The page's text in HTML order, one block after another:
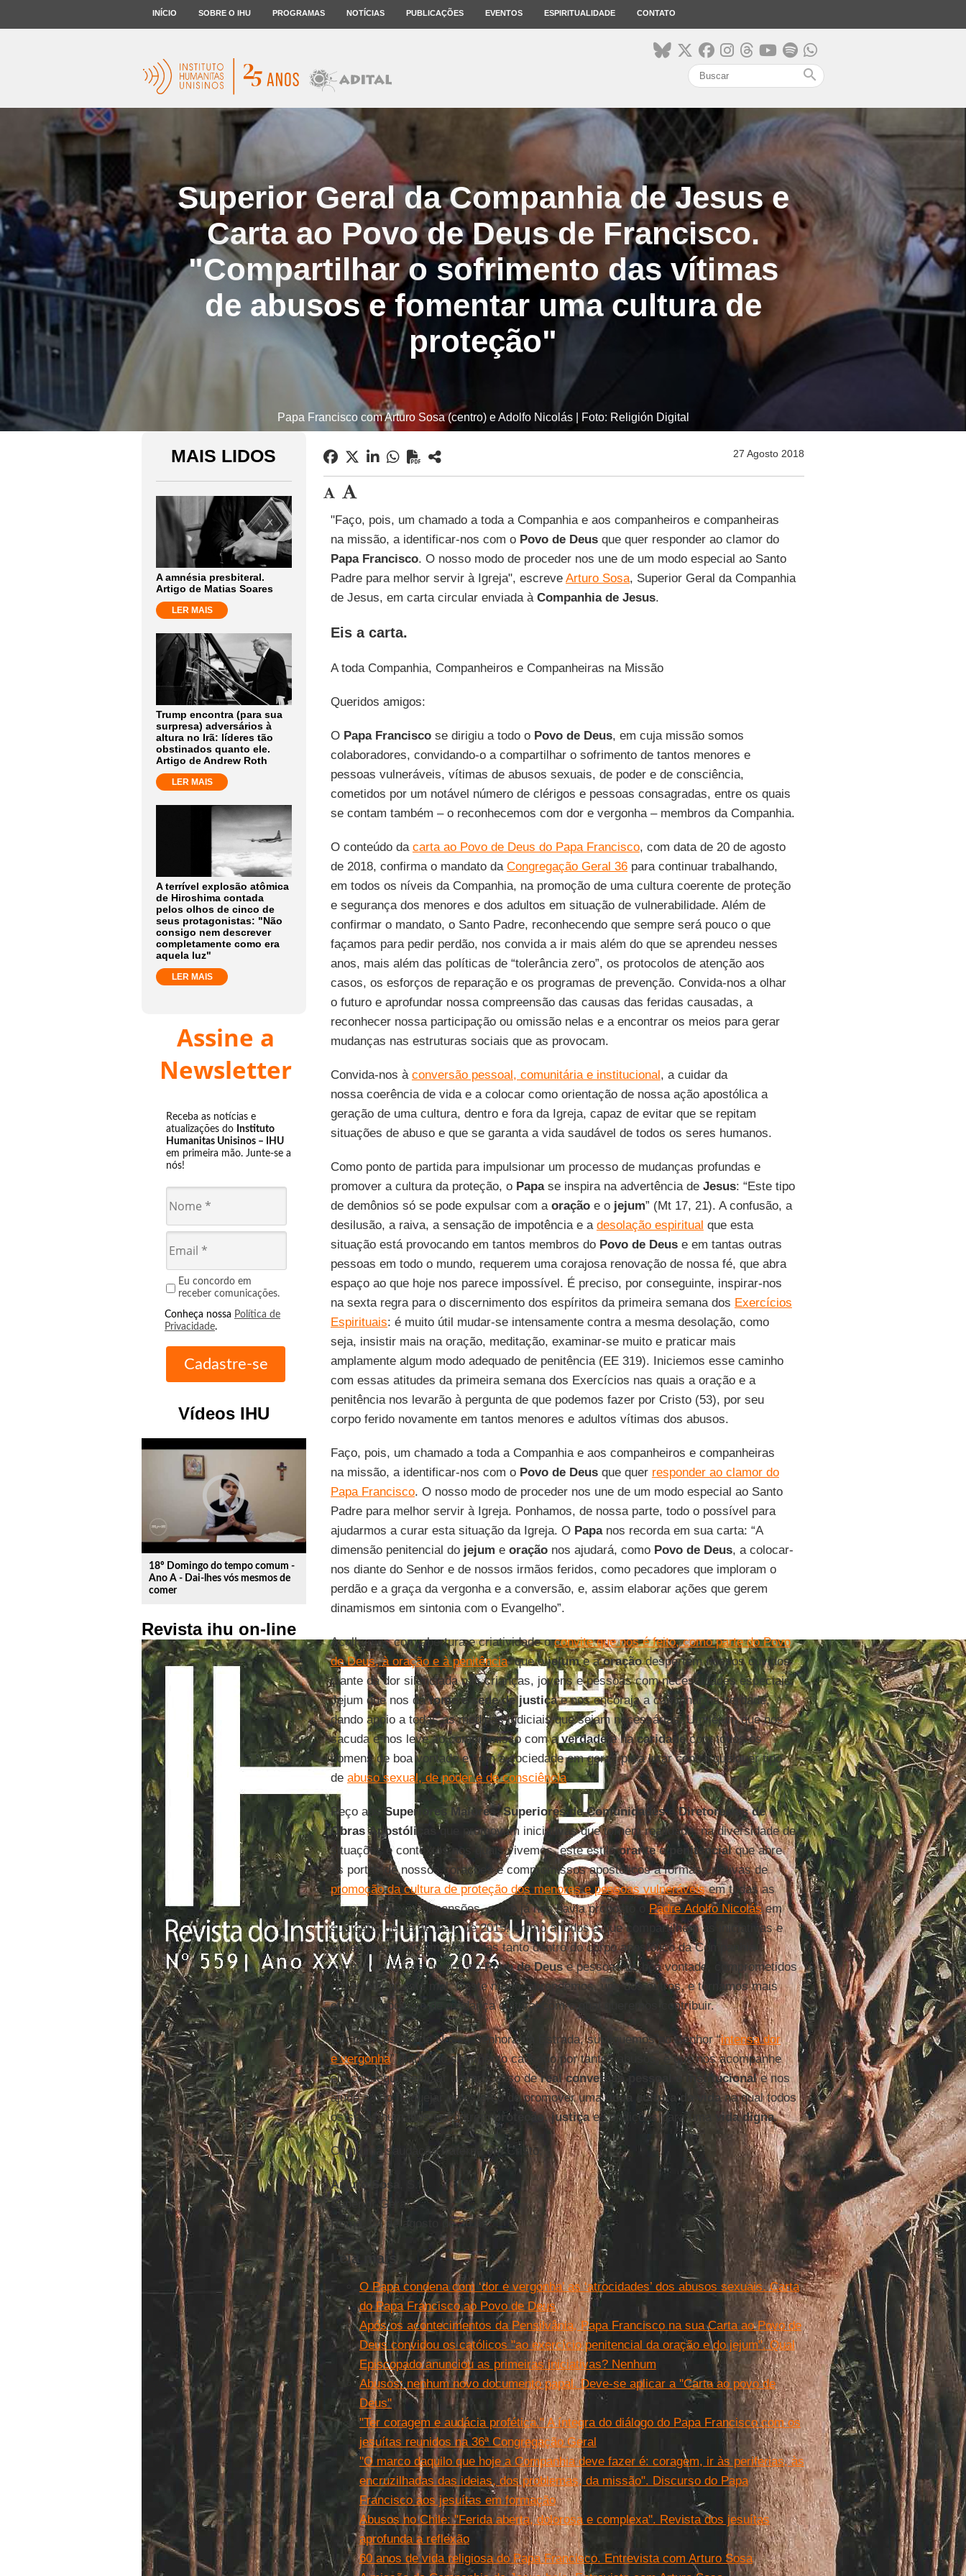
INÍCIO SOBRE O IHU PROGRAMAS NOTÍCIAS PUBLICAÇÕES EVENTOS ESPIRITUALIDADE CONTATO
search
Superior Geral da Companhia de Jesus e
Carta ao Povo de Deus de Francisco.
"Compartilhar o sofrimento das vítimas
de abusos e fomentar uma cultura de
proteção"
Papa Francisco com Arturo Sosa (centro) e Adolfo Nicolás | Foto: Religión Digital
MAIS LIDOS
A amnésia presbiteral.
Artigo de Matias Soares
LER MAIS
Trump encontra (para sua
surpresa) adversários à
altura no Irã: líderes tão
obstinados quanto ele.
Artigo de Andrew Roth
LER MAIS
A terrível explosão atômica
de Hiroshima contada
pelos olhos de cinco de
seus protagonistas: "Não
consigo nem descrever
completamente como era
aquela luz"
LER MAIS
Assine a
Newsletter
Receba as notícias e
atualizações do Instituto
Humanitas Unisinos – IHU
em primeira mão. Junte-se a
nós!
Eu concordo em
receber comunicações.
Conheça nossa Política de
Privacidade.
Vídeos IHU
play_circle_outline
18º Domingo do tempo comum -
Ano A - Dai-lhes vós mesmos de
comer
Revista ihu on-line
27 Agosto 2018
"Faço, pois, um chamado a toda a Companhia e aos companheiros e companheiras
na missão, a identificar-nos com o Povo de Deusque quer responder ao clamor do
Papa Francisco. O nosso modo de proceder nos une de um modo especial ao Santo
Padre para melhor servir à Igreja", escreve Arturo Sosa, Superior Geral da Companhia
de Jesus, em carta circular enviada à Companhia de Jesus.
Eis a carta.
A toda Companhia, Companheiros e Companheiras na Missão
Queridos amigos:
O Papa Franciscose dirigiu a todo o Povo de Deus, em cuja missão somos
colaboradores, convidando-o a compartilhar o sofrimento de tantos menores e
pessoas vulneráveis, vítimas de abusos sexuais, de poder e de consciência,
cometidos por um notável número de clérigos e pessoas consagradas, entre os quais
se contam também – o reconhecemos com dor e vergonha – membros da Companhia.
O conteúdo da carta ao Povo de Deus do Papa Francisco, com data de 20 de agosto
de 2018, confirma o mandato da Congregação Geral 36para continuar trabalhando,
em todos os níveis da Companhia, na promoção de uma cultura coerente de proteção
e segurança dos menores e dos adultos em situação de vulnerabilidade. Além de
confirmar o mandato, o Santo Padre, reconhecendo que sempre será pouco o que
façamos para pedir perdão, nos convida a ir mais além do que se aprendeu nesses
anos, mais além das políticas de “tolerância zero”, os protocolos de atenção aos
casos, os esforços de reparação e os programas de prevenção. Convida-nos a olhar
o futuro e aprofundar nossa compreensão das causas das feridas causadas, a
reconhecer nossa participação ou omissão nelas e a encontrar os meios para gerar
mudanças nas estruturas sociais que as provocam.
Convida-nos à conversão pessoal, comunitária e institucional, a cuidar da
nossa coerência de vida e a colocar como orientação de nossa ação apostólica a
geração de uma cultura, dentro e fora da Igreja, capaz de evitar que se repitam
situações de abuso e que se garanta a vida saudável de todos os seres humanos.
Como ponto de partida para impulsionar um processo de mudanças profundas e
promover a cultura da proteção, o Papase inspira na advertência de Jesus: “Este tipo
de demônios só se pode expulsar com a oraçãoe o jejum” (Mt 17, 21). A confusão, a
desilusão, a raiva, a sensação de impotência e a desolação espiritual que esta
situação está provocando em tantos membros do Povo de Deuse em tantas outras
pessoas em todo o mundo, requerem uma corajosa renovação de nossa fé, que abra
espaço ao que hoje nos parece impossível. É preciso, por conseguinte, inspirar-nos
na sexta regra para o discernimento dos espíritos da primeira semana dos Exercícios
Espirituais: é muito útil mudar-se intensamente contra a mesma desolação, como
seja, insistir mais na oração, meditação, examinar-se muito e praticar mais
amplamente algum modo adequado de penitência (EE 319). Iniciemos esse caminho
com essas atitudes da primeira semana dos Exercícios nas quais a oração e a
penitência nos levarão à pergunta de que podemos fazer por Cristo (53), por seu
corpo ferido novamente em tantos menores e adultos vítimas dos abusos.
Faço, pois, um chamado a toda a Companhia e aos companheiros e companheiras
na missão, a identificar-nos com o Povo de Deusque quer responder ao clamor do
Papa Francisco. O nosso modo de proceder nos une de um modo especial ao Santo
Padre para melhor servir à Igreja. Ponhamos, de nossa parte, todo o possível para
ajudarmos a curar esta situação da Igreja. O Papanos recorda em sua carta: “A
dimensão penitencial do jejum e oraçãonos ajudará, como Povo de Deus, a colocar-
nos diante do Senhor e de nossos irmãos feridos, como pecadores que imploram o
perdão e a graça da vergonha e a conversão, e, assim elaborar ações que gerem
dinamismos em sintonia com o Evangelho”.
Acolhamos com abertura e criatividade oconvite que nos é feito, como parte do Povo
de Deus, à oração e à penitência: que ojejume aoraçãodespertem nossos ouvidos
diante da dor silenciada nas crianças, jovens e pessoas com necessidades especiais.
Jejum que nos dáfome e sede de justiçae nos encoraja a caminhar na verdade,
dando apoio a todas as medidas judiciais que sejam necessárias. Um jejum que nos
sacuda e nos leve ao compromisso com averdadee nacaridadecom todos os
homens de boa vontade e com a sociedade em geral, para lutar contra qualquer tipo
de abuso sexual, de poder e de consciência.
Peço aos Superiores Maiores ,Superiores de ComunidadeseDiretores/as de
Obras Apostólicas
que promovam iniciativas que tornem realidade, na diversidade de
situações e contextos nos quais vivemos, este estilooranteepenitencialque abre
as portas de nossos corações e compromissos apostólicos a formas criativas de
promoção da cultura de proteção dos menores e pessoas vulneráveisem todas as
suas complexas dimensões, como já nos havia proposto o Padre Adolfo Nicolásem
sua carta de 18 de maio de 2015. Animo a todos a que compartilhem as iniciativas e
ações que serão empreendidas tanto dentro do corpo apostólico da Companhia
como com outros grupos doPovo de Deuse pessoas de boa vontade, comprometidos
em erradicar este mal. Deste modo, aprendemos, uns dos outros, e tornamos mais
eficaz o processo de mudança cultural com o qual queremos contribuir.
Por intercessão de Nossa Senhora da Estrada, supliquemos ao Senhor “intensa dor
e vergonha” diante do sofrimento causado por tantos abusos, e que nos acompanhe
em conseguir realizar um processo dereal conversão pessoal e institucionale nos
ajude a não fraquejar no esforço de promover umanova cultura da vidana qual todos
os seres humanos encontremproteção,justiçae condições para uma vida digna.
Com uma saudação fraterna em Cristo,
Arturo Sosa
, S.I.
Superior Geral
Roma, 24 de agosto de 2018
Leia mais
O Papa condena com ‘dor e vergonha’ as ‘atrocidades’ dos abusos sexuais. Carta
do Papa Francisco ao Povo de Deus
Após os acontecimentos da Pensilvânia, Papa Francisco na sua Carta ao Povo de
Deus convidou os católicos "ao exercício penitencial da oração e do jejum". Qual
Episcopado anunciou as primeiras iniciativas? Nenhum
Abusos: nenhum novo documento papal. Deve-se aplicar a ''Carta ao povo de
Deus''
"Ter coragem e audácia profética." A íntegra do diálogo do Papa Francisco com os
jesuítas reunidos na 36ª Congregação Geral
''O marco daquilo que hoje a Companhia deve fazer é: coragem, ir às periferias, às
encruzilhadas das ideias, dos problemas, da missão". Discurso do Papa
Francisco aos jesuítas em formação
Abusos no Chile: ''Ferida aberta, dolorosa e complexa''. Revista dos jesuítas
aprofunda a reflexão
60 anos de vida religiosa do Papa Francisco. Entrevista com Arturo Sosa